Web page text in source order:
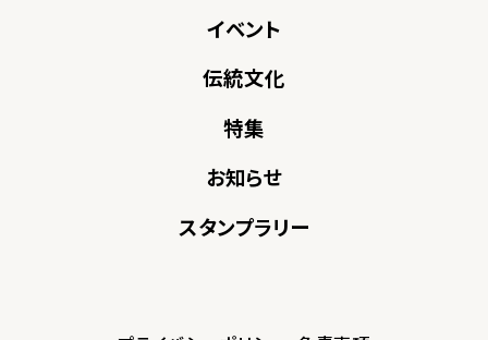
イベント
伝統文化
特集
お知らせ
スタンプラリー